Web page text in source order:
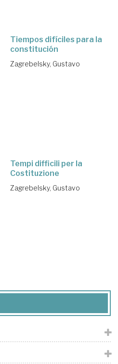
Tiempos difíciles para la
constitución
Zagrebelsky, Gustavo
Tempi difficili per la
Costituzione
Zagrebelsky, Gustavo